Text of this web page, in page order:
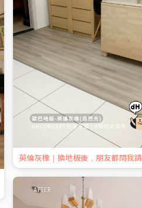
英倫灰橡｜換地板後，朋友都問我